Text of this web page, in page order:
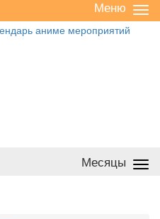
/
Меню
Месяцы